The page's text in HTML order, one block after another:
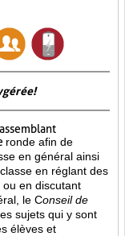
ronde afin de
en général ainsi
en réglant des
en discutant
le Conseil de
sujets qui y sont
élèves et